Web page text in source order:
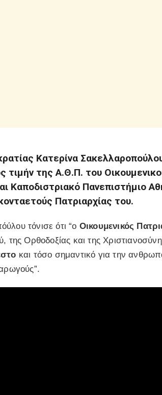
Κατερίνα
τιμήν της Α.Θ.Π. του
Καποδιστριακό Πανεπιστήμιο
Πατριαρχίας του.
τόνισε ότι “ο Οικουμενικός
της Ορθοδοξίας και της
και τόσο σημαντικό για την